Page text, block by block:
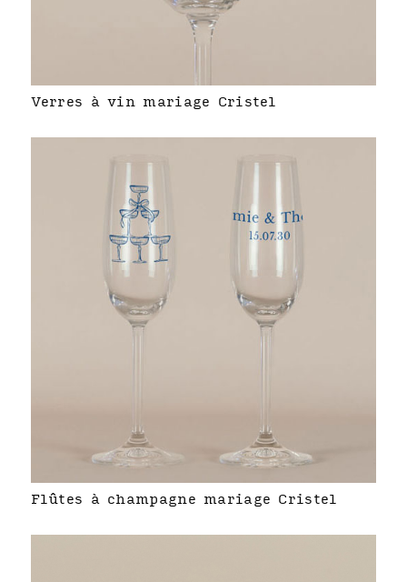
Verres à vin mariage Cristel
Flûtes à champagne mariage Cristel